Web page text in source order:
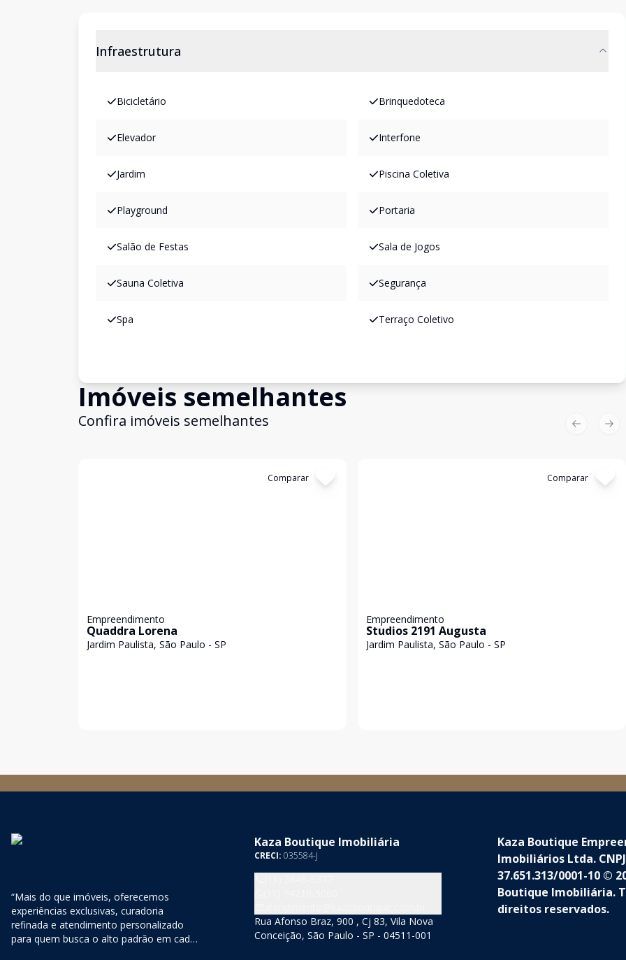
Infraestrutura
Bicicletário Brinquedoteca
Elevador Interfone
Jardim Piscina Coletiva
Playground Portaria
Salão de Festas Sala de Jogos
Sauna Coletiva Segurança
Spa Terraço Coletivo
Imóveis semelhantes
Confira imóveis semelhantes
Comparar
Empreendimento
Quaddra Lorena
Jardim Paulista, São Paulo - SP
Comparar
Empreendimento
Studios 2191 Augusta
Jardim Paulista, São Paulo - SP
Previous
“Mais do que imóveis, oferecemos
experiências exclusivas, curadoria
refinada e atendimento personalizado
para quem busca o alto padrão em cada
Kaza Boutique Imobiliária
CRECI: 035584-J
Rua Afonso Braz, 900 , Cj 83, Vila Nova
Conceição, São Paulo - SP - 04511-001
Kaza Boutique
Imobiliários Ltda.
37.651.313/0001-10 ©
Boutique Imobiliária.
direitos reservados.